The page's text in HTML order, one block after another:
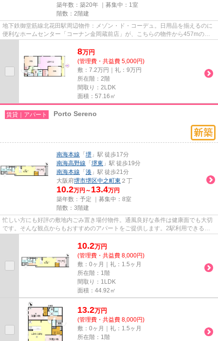
築年数：築20年 ｜募集中： 1室
階数：2階建
地下鉄御堂筋線北花田駅周辺物件：メゾン・ド・コーデュ。日用品を揃えるのに
便利なホームセンター「コーナン金岡蔵前店」が、こちらの物件から457mのと
8万円
(管理費・共益費 5,000円)
敷：7.2万円｜礼：9万円
所在階：2階
間取り：2LDK
面積：57.16㎡
賃貸｜アパート Porto Sereno
南海本線 「 堺 」駅 徒歩17分
南海高野線 「 堺東 」駅 徒歩19分
南海本線 「 湊 」駅 徒歩21分
大阪府堺市堺区中之町東 ２丁
10.2万円～ 13.4万円
築年数：予定 ｜募集中： 8室
階数：3階建
忙しい方にも好評の敷地内ごみ置き場付物件。通風良好な条件は健康面でも大切
です。そんな観点からもおすすめのアパートをご提供します。2駅利用できる立
10.2万円
(管理費・共益費 8,000円)
敷：0ヶ月｜礼：1.5ヶ月
所在階：1階
間取り：1LDK
面積：44.92㎡
13.2万円
(管理費・共益費 8,000円)
敷：0ヶ月｜礼：1.5ヶ月
所在階：1階